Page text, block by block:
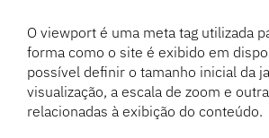
O viewport é uma meta tag utilizada
forma como o site é exibido em
possível definir o tamanho inicial da
visualização, a escala de zoom e
relacionadas à exibição do conteúdo.